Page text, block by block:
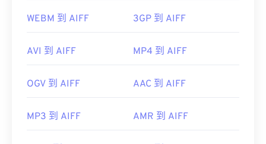
WEBM 到 AIFF 3GP 到 AIFF
AVI 到 AIFF MP4 到 AIFF
OGV 到 AIFF AAC 到 AIFF
MP3 到 AIFF AMR 到 AIFF